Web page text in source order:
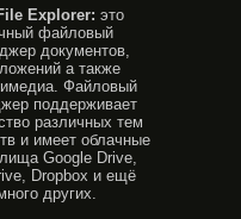
Explorer: это
файловый
документов,
а также
Файловый
поддерживает
различных тем
и имеет облачные
Google Drive,
Dropbox и ещё
других.